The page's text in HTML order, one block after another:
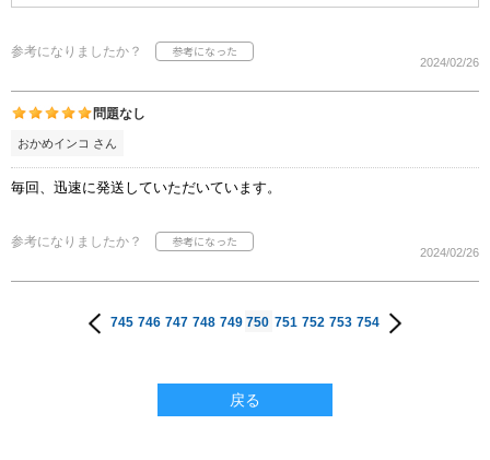
参考になりましたか？
2024/02/26
問題なし
おかめインコ さん
毎回、迅速に発送していただいています。
参考になりましたか？
2024/02/26
745 746 747 748 749 750 751 752 753 754
戻る